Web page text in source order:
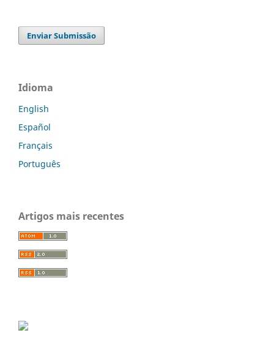
Enviar Submissão
Idioma
English
Español
Français
Português
Artigos mais recentes